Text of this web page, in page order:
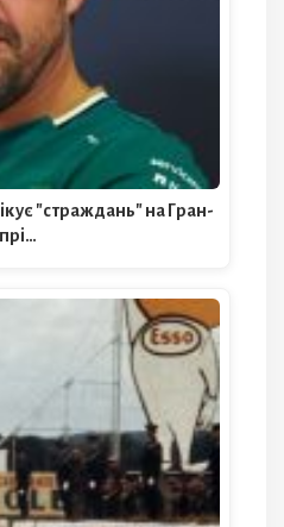
"страждань" на Гран-
прі…